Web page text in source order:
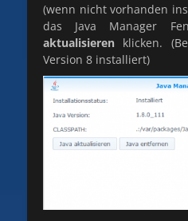
(wenn nicht vorhanden
das Java Manager
aktualisieren klicken.
Version 8 installiert)